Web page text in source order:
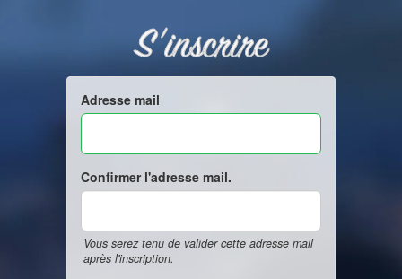
S'inscrire
Adresse mail
Confirmer l'adresse mail.
Vous serez tenu de valider cette adresse mail
après l'inscription.